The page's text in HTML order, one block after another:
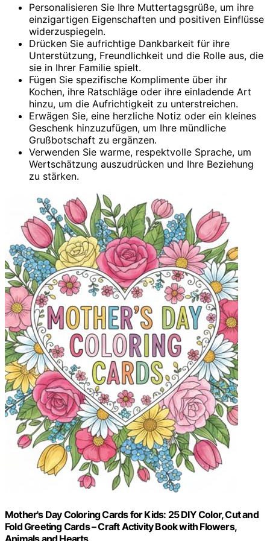
Personalisieren Sie Ihre Muttertagsgrüße, um ihre
einzigartigen Eigenschaften und positiven Einflüsse
widerzuspiegeln.
Drücken Sie aufrichtige Dankbarkeit für ihre
Unterstützung, Freundlichkeit und die Rolle aus, die
sie in Ihrer Familie spielt.
Fügen Sie spezifische Komplimente über ihr
Kochen, ihre Ratschläge oder ihre einladende Art
hinzu, um die Aufrichtigkeit zu unterstreichen.
Erwägen Sie, eine herzliche Notiz oder ein kleines
Geschenk hinzuzufügen, um Ihre mündliche
Grußbotschaft zu ergänzen.
Verwenden Sie warme, respektvolle Sprache, um
Wertschätzung auszudrücken und Ihre Beziehung
zu stärken.
Mother's Day Coloring Cards for Kids: 25 DIY Color, Cut and
Fold Greeting Cards – Craft Activity Book with Flowers,
Animals and Hearts